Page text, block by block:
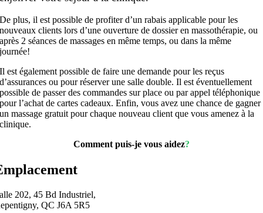
De plus, il est possible de profiter d’un rabais applicable pour les
nouveaux clients lors d’une ouverture de dossier en massothérapie, ou
après 2 séances de massages en même temps, ou dans la même
journée!
Il est également possible de faire une demande pour les reçus
d’assurances ou pour réserver une salle double. Il est éventuellement
possible de passer des commandes sur place ou par appel téléphonique
pour l’achat de cartes cadeaux. Enfin, vous avez une chance de gagner
un massage gratuit pour chaque nouveau client que vous amenez à la
clinique.
Comment puis-je vous aidez?
202, 45 Bd Industriel,
QC J6A 5R5